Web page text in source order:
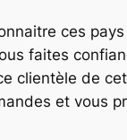
ces
faites
clientèle de
et vous